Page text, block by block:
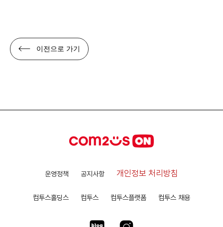
이전으로 가기
운영정책 공지사항 개인정보 처리방침
컴투스홀딩스 컴투스 컴투스플랫폼 컴투스 채용